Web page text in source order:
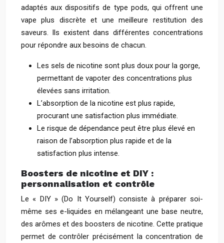
adaptés aux dispositifs de type pods, qui offrent une
vape plus discrète et une meilleure restitution des
saveurs. Ils existent dans différentes concentrations
pour répondre aux besoins de chacun.
Les sels de nicotine sont plus doux pour la gorge,
permettant de vapoter des concentrations plus
élevées sans irritation.
L’absorption de la nicotine est plus rapide,
procurant une satisfaction plus immédiate.
Le risque de dépendance peut être plus élevé en
raison de l’absorption plus rapide et de la
satisfaction plus intense.
Boosters de nicotine et DIY :
personnalisation et contrôle
Le « DIY » (Do It Yourself) consiste à préparer soi-
même ses e-liquides en mélangeant une base neutre,
des arômes et des boosters de nicotine. Cette pratique
permet de contrôler précisément la concentration de